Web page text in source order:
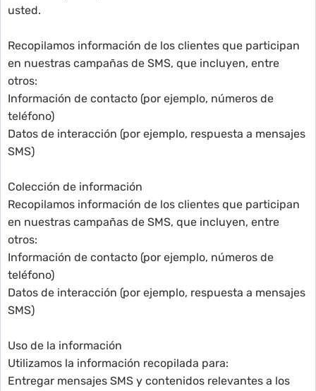
usted.
Recopilamos información de los clientes que participan
en nuestras campañas de SMS, que incluyen, entre
otros:
Información de contacto (por ejemplo, números de
teléfono)
Datos de interacción (por ejemplo, respuesta a mensajes
SMS)
Colección de información
Recopilamos información de los clientes que participan
en nuestras campañas de SMS, que incluyen, entre
otros:
Información de contacto (por ejemplo, números de
teléfono)
Datos de interacción (por ejemplo, respuesta a mensajes
SMS)
Uso de la información
Utilizamos la información recopilada para:
Entregar mensajes SMS y contenidos relevantes a los